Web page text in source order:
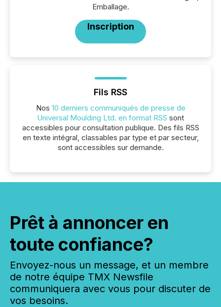
Emballage.
Inscription
Fils RSS
Nos 10 derniers communiqués de presse de
Universal Moulding Ltd. en format RSS sont
accessibles pour consultation publique. Des fils RSS
en texte intégral, classables par type et par secteur,
sont accessibles sur demande.
Prêt à annoncer en
toute confiance?
Envoyez-nous un message, et un membre
de notre équipe TMX Newsfile
communiquera avec vous pour discuter de
vos besoins.